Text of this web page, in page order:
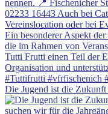
Die Jugend ist die Zukunft